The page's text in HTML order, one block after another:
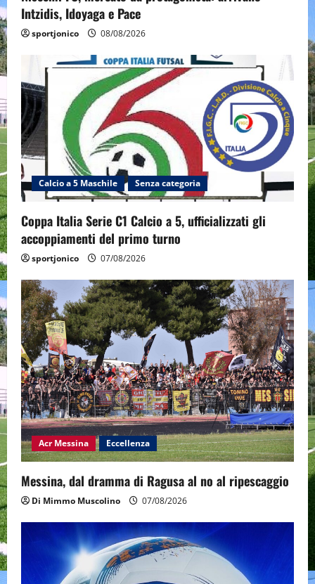
Intzidis, Idoyaga e Pace
sportjonico 08/08/2026
Calcio a 5 Maschile Senza categoria
Coppa Italia Serie C1 Calcio a 5, ufficializzati gli
accoppiamenti del primo turno
sportjonico 07/08/2026
Acr Messina Eccellenza
Messina, dal dramma di Ragusa al no al ripescaggio
Di Mimmo Muscolino 07/08/2026